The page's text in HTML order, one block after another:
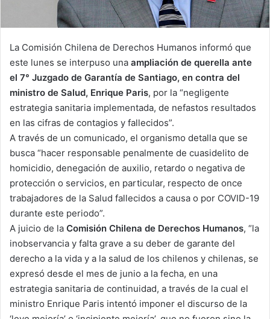
La Comisión Chilena de Derechos Humanos informó que
este lunes se interpuso una ampliación de querella ante
el 7° Juzgado de Garantía de Santiago, en contra del
ministro de Salud, Enrique Paris, por la “negligente
estrategia sanitaria implementada, de nefastos resultados
en las cifras de contagios y fallecidos”.
A través de un comunicado, el organismo detalla que se
busca “hacer responsable penalmente de cuasidelito de
homicidio, denegación de auxilio, retardo o negativa de
protección o servicios, en particular, respecto de once
trabajadores de la Salud fallecidos a causa o por COVID-19
durante este periodo”.
A juicio de la Comisión Chilena de Derechos Humanos, “la
inobservancia y falta grave a su deber de garante del
derecho a la vida y a la salud de los chilenos y chilenas, se
expresó desde el mes de junio a la fecha, en una
estrategia sanitaria de continuidad, a través de la cual el
ministro Enrique Paris intentó imponer el discurso de la